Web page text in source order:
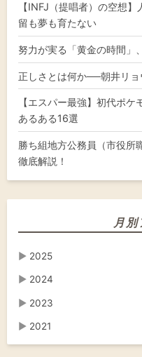
【INFJ（提唱者）の空想
留も夢も育たない
努力が実る「黄金の時間」
正しさとは何か──朝井リ
【エスパー最強】初代ポ
あるある16選
勝ち組地方公務員（市役所
徹底解説！
月
▶ 2025
▶ 2024
▶ 2023
▶ 2021